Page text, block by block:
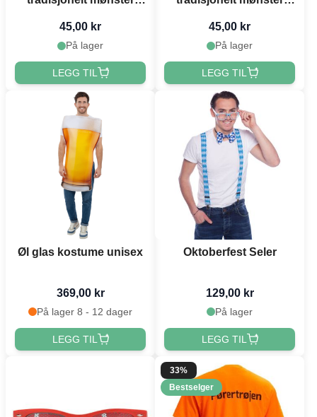
45,00 kr
På lager
LEGG TIL
45,00 kr
På lager
LEGG TIL
Øl glas kostume unisex
369,00 kr
På lager 8 - 12 dager
LEGG TIL
Oktoberfest Seler
129,00 kr
På lager
LEGG TIL
33%
Bestselger